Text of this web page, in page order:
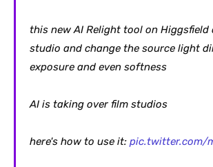
this new AI Relight tool on Higgsfield
studio and change the source light
exposure and even softness
AI is taking over film studios
here's how to use it: pic.twitter.com/